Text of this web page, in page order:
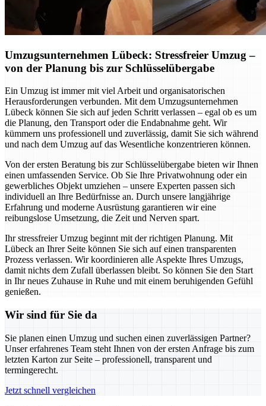
Umzugsunternehmen Lübeck: Stressfreier Umzug –
von der Planung bis zur Schlüsselübergabe
Ein Umzug ist immer mit viel Arbeit und organisatorischen
Herausforderungen verbunden. Mit dem Umzugsunternehmen
Lübeck können Sie sich auf jeden Schritt verlassen – egal ob es um
die Planung, den Transport oder die Endabnahme geht. Wir
kümmern uns professionell und zuverlässig, damit Sie sich während
und nach dem Umzug auf das Wesentliche konzentrieren können.
Von der ersten Beratung bis zur Schlüsselübergabe bieten wir Ihnen
einen umfassenden Service. Ob Sie Ihre Privatwohnung oder ein
gewerbliches Objekt umziehen – unsere Experten passen sich
individuell an Ihre Bedürfnisse an. Durch unsere langjährige
Erfahrung und moderne Ausrüstung garantieren wir eine
reibungslose Umsetzung, die Zeit und Nerven spart.
Ihr stressfreier Umzug beginnt mit der richtigen Planung. Mit
Lübeck an Ihrer Seite können Sie sich auf einen transparenten
Prozess verlassen. Wir koordinieren alle Aspekte Ihres Umzugs,
damit nichts dem Zufall überlassen bleibt. So können Sie den Start
in Ihr neues Zuhause in Ruhe und mit einem beruhigenden Gefühl
genießen.
Wir sind für Sie da
Sie planen einen Umzug und suchen einen zuverlässigen Partner?
Unser erfahrenes Team steht Ihnen von der ersten Anfrage bis zum
letzten Karton zur Seite – professionell, transparent und
termingerecht.
Jetzt schnell vergleichen